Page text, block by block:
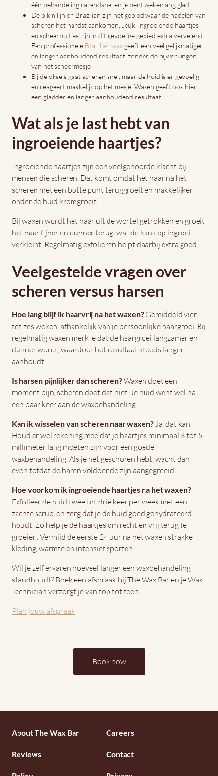
één behandeling razendsnel en je bent wekenlang glad.
De bikinilijn en Brazilian zijn het gebied waar de nadelen van
scheren het hardst aankomen. Jeuk, ingroeiende haartjes
en scheerbultjes zijn in dit gevoelige gebied extra vervelend.
Een professionele Brazilian wax geeft een veel gelijkmatiger
en langer aanhoudend resultaat, zonder de bijwerkingen
van het scheermesje.
Bij de oksels gaat scheren snel, maar de huid is er gevoelig
en reageert makkelijk op het mesje. Waxen geeft ook hier
een gladder en langer aanhoudend resultaat.
Wat als je last hebt van
ingroeiende haartjes?
Ingroeiende haartjes zijn een veelgehoorde klacht bij
mensen die scheren. Dat komt omdat het haar na het
scheren met een botte punt teruggroeit en makkelijker
onder de huid kromgroeit.
Bij waxen wordt het haar uit de wortel getrokken en groeit
het haar fijner en dunner terug, wat de kans op ingroei
verkleint. Regelmatig exfoliëren helpt daarbij extra goed.
Veelgestelde vragen over
scheren versus harsen
Hoe lang blijf ik haarvrij na het waxen? Gemiddeld vier
tot zes weken, afhankelijk van je persoonlijke haargroei. Bij
regelmatig waxen merk je dat de haargroei langzamer en
dunner wordt, waardoor het resultaat steeds langer
aanhoudt.
Is harsen pijnlijker dan scheren?Waxen doet een
moment pijn, scheren doet dat niet. Je huid went wel na
een paar keer aan de waxbehandeling.
Kan ik wisselen van scheren naar waxen?Ja, dat kan.
Houd er wel rekening mee dat je haartjes minimaal 3 tot 5
millimeter lang moeten zijn voor een goede
waxbehandeling. Als je net geschoren hebt, wacht dan
even totdat de haren voldoende zijn aangegroeid.
Hoe voorkom ik ingroeiende haartjes na het waxen?
Exfolieer de huid twee tot drie keer per week met een
zachte scrub, en zorg dat je de huid goed gehydrateerd
houdt. Zo help je de haartjes om recht en vrij terug te
groeien. Vermijd de eerste 24 uur na het waxen strakke
kleding, warmte en intensief sporten.
Wil je zelf ervaren hoeveel langer een waxbehandeling
standhoudt? Boek een afspraak bij The Wax Bar en je Wax
Technician verzorgt je van top tot teen.
Plan jouw afspraak
Book now
Footermenu
About The Wax Bar Careers
Reviews Contact